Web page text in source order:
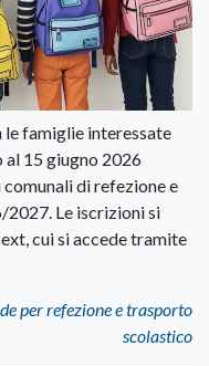
le famiglie interessate
al 15 giugno 2026
di refezione e
2027. Le iscrizioni si
cui si accede tramite
per refezione e trasporto
scolastico